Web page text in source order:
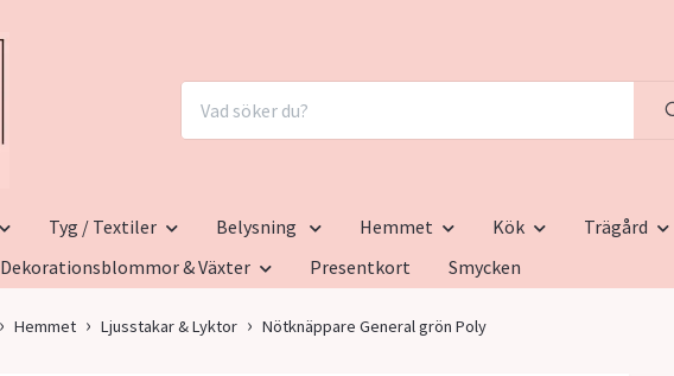
Tyg / Textiler Belysning Hemmet Kök Trägård
Dekorationsblommor & Växter Presentkort Smycken
Hemmet Ljusstakar & Lyktor Nötknäppare General grön Poly